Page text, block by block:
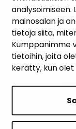
analysoimiseen.
mainosalan ja
tietoja siitä,
Kumppanimme
tietoihin, joita
kerätty, kun